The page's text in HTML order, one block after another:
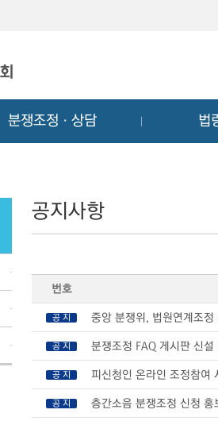
분쟁조정ㆍ상담 법
공지사항
번호
공 지 중앙 분쟁위, 법원연계조
공 지 분쟁조정 FAQ 게시판 신설
공 지 피신청인 온라인 조정참여
공 지 층간소음 분쟁조정 신청 홍